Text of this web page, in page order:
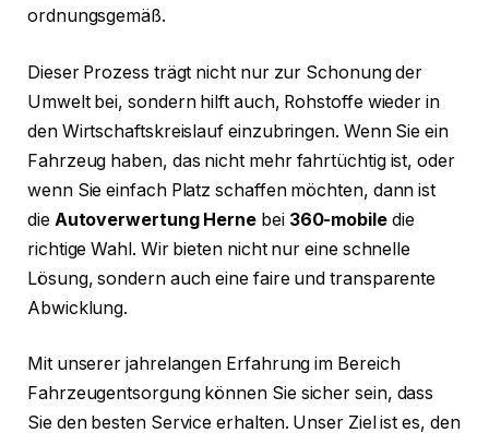
ordnungsgemäß.
Dieser Prozess trägt nicht nur zur Schonung der
Umwelt bei, sondern hilft auch, Rohstoffe wieder in
den Wirtschaftskreislauf einzubringen. Wenn Sie ein
Fahrzeug haben, das nicht mehr fahrtüchtig ist, oder
wenn Sie einfach Platz schaffen möchten, dann ist
die Autoverwertung Herne bei 360-mobiledie
richtige Wahl. Wir bieten nicht nur eine schnelle
Lösung, sondern auch eine faire und transparente
Abwicklung.
Mit unserer jahrelangen Erfahrung im Bereich
Fahrzeugentsorgung können Sie sicher sein, dass
Sie den besten Service erhalten. Unser Ziel ist es, den